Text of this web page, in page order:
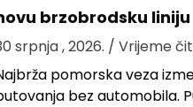
brzobrodsku liniju
srpnja , 2026. / Vrijeme
pomorska veza
bez automobila.